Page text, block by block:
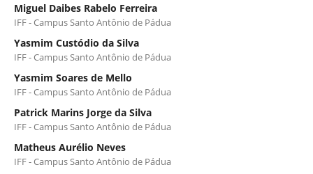
Miguel Daibes Rabelo Ferreira
IFF - Campus Santo Antônio de Pádua
Yasmim Custódio da Silva
IFF - Campus Santo Antônio de Pádua
Yasmim Soares de Mello
IFF - Campus Santo Antônio de Pádua
Patrick Marins Jorge da Silva
IFF - Campus Santo Antônio de Pádua
Matheus Aurélio Neves
IFF - Campus Santo Antônio de Pádua